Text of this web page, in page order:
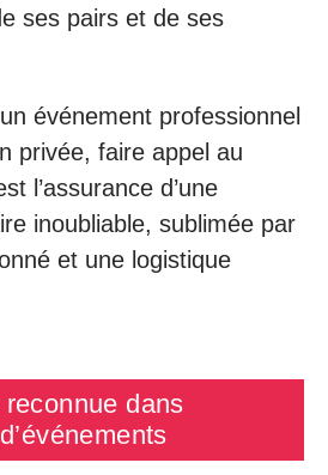
ses pairs et de ses
événement professionnel
privée, faire appel au
l’assurance d’une
inoubliable, sublimée par
et une logistique
dans